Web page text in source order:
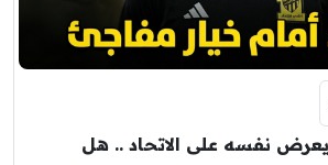
نفسه على الاتحاد .. هل